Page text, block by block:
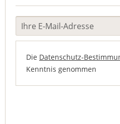
Die Datenschutz-
Kenntnis genommen